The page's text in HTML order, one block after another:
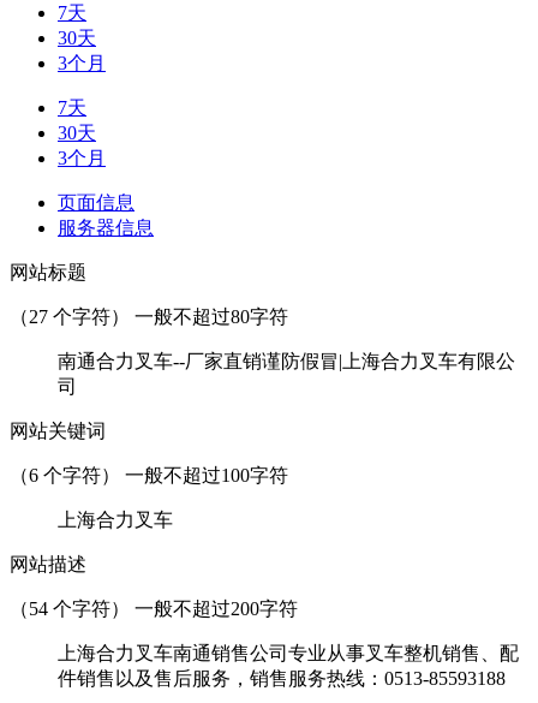
7天
30天
3个月
7天
30天
3个月
页面信息
服务器信息
网站标题
（27 个字符） 一般不超过80字符
南通合力叉车--厂家直销谨防假冒|上海合力叉车有限公
司
网站关键词
（6 个字符） 一般不超过100字符
上海合力叉车
网站描述
（54 个字符） 一般不超过200字符
上海合力叉车南通销售公司专业从事叉车整机销售、配
件销售以及售后服务，销售服务热线：0513-85593188